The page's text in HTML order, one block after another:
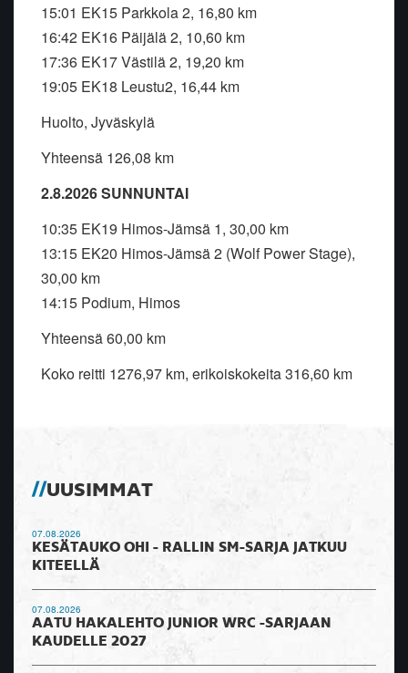
15:01 EK15 Parkkola 2, 16,80 km
16:42 EK16 Päijälä 2, 10,60 km
17:36 EK17 Västilä 2, 19,20 km
19:05 EK18 Leustu2, 16,44 km
Huolto, Jyväskylä
Yhteensä 126,08 km
2.8.2026 SUNNUNTAI
10:35 EK19 Himos-Jämsä 1, 30,00 km
13:15 EK20 Himos-Jämsä 2 (Wolf Power Stage),
30,00 km
14:15 Podium, Himos
Yhteensä 60,00 km
Koko reitti 1276,97 km, erikoiskokeita 316,60 km
UUSIMMAT
07.08.2026
KESÄTAUKO OHI - RALLIN SM-SARJA JATKUU
KITEELLÄ
07.08.2026
AATU HAKALEHTO JUNIOR WRC -SARJAAN
KAUDELLE 2027